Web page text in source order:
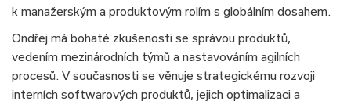
k manažerským a produktovým rolím s globálním dosahem.
Ondřej má bohaté zkušenosti se správou produktů,
vedením mezinárodních týmů a nastavováním agilních
procesů. V současnosti se věnuje strategickému rozvoji
interních softwarových produktů, jejich optimalizaci a